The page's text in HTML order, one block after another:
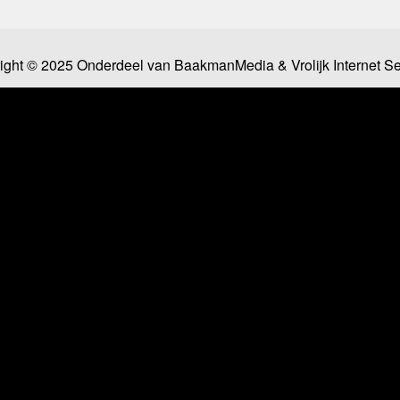
© 2025 Onderdeel van BaakmanMedia& Vrolijk Internet